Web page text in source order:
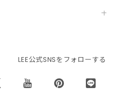
LEE公式SNSをフォローする